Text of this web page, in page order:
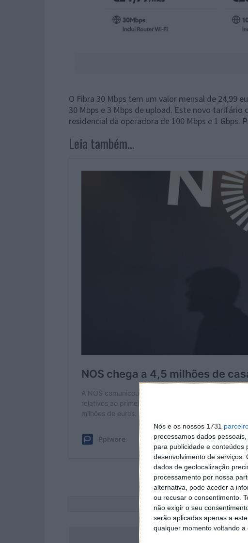
Nós e os nossos 1731
processamos dados
para publicidade e conteúdos
desenvolvimento de serviços.
dados de geolocalização
processamento por nossa
alternativa, pode aceder a
ou recusar o consentimento.
não exigir o seu
serão aplicadas apenas a
qualquer momento voltando a
O Fibra 30 Mbps tem um valor mensal de 24,99
30 Mbps e 3 Mbps de upload. Este novo
residencial da operadora de 100 Mbps e 1 Gbps.
Leia também...
Este artigo